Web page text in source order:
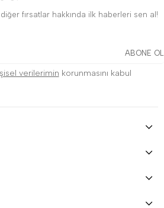
fırsatlar hakkında ilk haberleri sen al!
ABONE OL
verilerimin korunmasını kabul